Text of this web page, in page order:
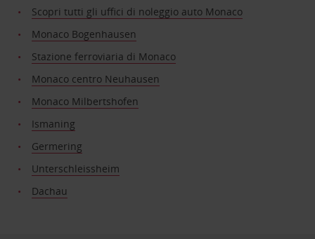
Scopri tutti gli uffici di noleggio auto Monaco
Monaco Bogenhausen
Stazione ferroviaria di Monaco
Monaco centro Neuhausen
Monaco Milbertshofen
Ismaning
Germering
Unterschleissheim
Dachau